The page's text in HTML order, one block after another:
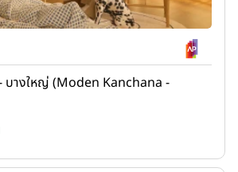
บางใหญ่ (Moden Kanchana -